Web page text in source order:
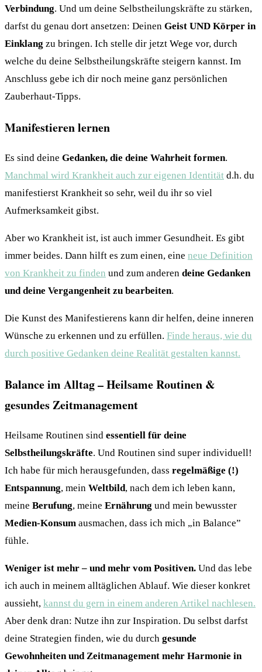
Verbindung. Und um deine Selbstheilungskräfte zu stärken,
darfst du genau dort ansetzen: Deinen Geist UND Körper in
Einklang zu bringen. Ich stelle dir jetzt Wege vor, durch
welche du deine Selbstheilungskräfte steigern kannst. Im
Anschluss gebe ich dir noch meine ganz persönlichen
Zauberhaut-Tipps.
Manifestieren lernen
Es sind deine Gedanken, die deine Wahrheit formen.
Manchmal wird Krankheit auch zur eigenen Identität d.h. du
manifestierst Krankheit so sehr, weil du ihr so viel
Aufmerksamkeit gibst.
Aber wo Krankheit ist, ist auch immer Gesundheit. Es gibt
immer beides. Dann hilft es zum einen, eine neue Definition
von Krankheit zu finden und zum anderen deine Gedanken
und deine Vergangenheit zu bearbeiten.
Die Kunst des Manifestierens kann dir helfen, deine inneren
Wünsche zu erkennen und zu erfüllen. Finde heraus, wie du
durch positive Gedanken deine Realität gestalten kannst.
Balance im Alltag – Heilsame Routinen &
gesundes Zeitmanagement
Heilsame Routinen sind essentiell für deine
Selbstheilungskräfte. Und Routinen sind super individuell!
Ich habe für mich herausgefunden, dass regelmäßige (!)
Entspannung, mein Weltbild, nach dem ich leben kann,
meine Berufung, meine Ernährung und mein bewusster
Medien-Konsum ausmachen, dass ich mich „in Balance”
fühle.
Weniger ist mehr – und mehr vom Positiven. Und das lebe
ich auch in meinem alltäglichen Ablauf. Wie dieser konkret
aussieht, kannst du gern in einem anderen Artikel nachlesen.
Aber denk dran: Nutze ihn zur Inspiration. Du selbst darfst
deine Strategien finden, wie du durch gesunde
Gewohnheiten und Zeitmanagement mehr Harmonie in